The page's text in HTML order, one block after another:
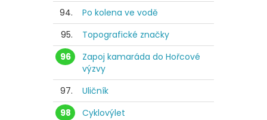
94.
Po kolena ve vodě
95.
Topografické značky
96
Zapoj kamaráda do Hořcové
výzvy
97.
Uličník
98
Cyklovýlet